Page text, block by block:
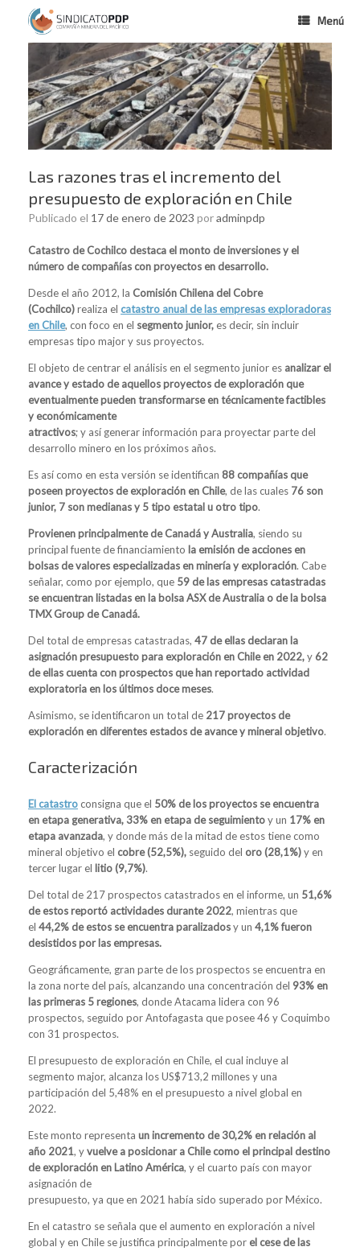
Menú
Las razones tras el incremento del
presupuesto de exploración en Chile
Publicado el 17 de enero de 2023 poradminpdp
Catastro de Cochilco destaca el monto de inversiones y el
número de compañías con proyectos en desarrollo.
Desde el año 2012, la Comisión Chilena del Cobre
(Cochilco)realiza el catastro anual de las empresas exploradoras
en Chile, con foco en el segmento junior, es decir, sin incluir
empresas tipo major y sus proyectos.
El objeto de centrar el análisis en el segmento junior es analizar el
avance y estado de aquellos proyectos de exploración que
eventualmente pueden transformarse en técnicamente factibles
y económicamente
atractivos; y así generar información para proyectar parte del
desarrollo minero en los próximos años.
Es así como en esta versión se identifican 88 compañías que
poseen proyectos de exploración en Chile, de las cuales 76 son
junior, 7 son medianas y 5 tipo estatal u otro tipo.
Provienen principalmente de Canadá y Australia, siendo su
principal fuente de financiamiento la emisión de acciones en
bolsas de valores especializadas en minería y exploración. Cabe
señalar, como por ejemplo, que 59 de las empresas catastradas
se encuentran listadas en la bolsa ASX de Australia o de la bolsa
TMX Group de Canadá.
Del total de empresas catastradas, 47 de ellas declaran la
asignación presupuesto para exploración en Chile en 2022,y 62
de ellas cuenta con prospectos que han reportado actividad
exploratoria en los últimos doce meses.
Asimismo, se identificaron un total de 217 proyectos de
exploración en diferentes estados de avance y mineral objetivo.
Caracterización
El catastroconsigna que el 50% de los proyectos se encuentra
en etapa generativa, 33% en etapa de seguimientoy un 17% en
etapa avanzada, y donde más de la mitad de estos tiene como
mineral objetivo el cobre (52,5%), seguido del oro (28,1%)y en
tercer lugar el litio (9,7%).
Del total de 217 prospectos catastrados en el informe, un 51,6%
de estos reportó actividades durante 2022, mientras que
el 44,2% de estos se encuentra paralizadosy un 4,1% fueron
desistidos por las empresas.
Geográficamente, gran parte de los prospectos se encuentra en
la zona norte del país, alcanzando una concentración del 93% en
las primeras 5 regiones, donde Atacama lidera con 96
prospectos, seguido por Antofagasta que posee 46 y Coquimbo
con 31 prospectos.
El presupuesto de exploración en Chile, el cual incluye al
segmento major, alcanza los US$713,2 millones y una
participación del 5,48% en el presupuesto a nivel global en
2022.
Este monto representa un incremento de 30,2% en relación al
año 2021, yvuelve a posicionar a Chile como elprincipal destino
de exploración en Latino América, y el cuarto país con mayor
asignación de
presupuesto, ya que en 2021 había sido superado por México.
En el catastro se señala que el aumento en exploración a nivel
global y en Chile se justifica principalmente por el cese de las